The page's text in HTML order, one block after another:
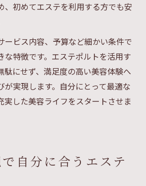
、初めてエステを利用する方でも安
ービス内容、予算など細かい条件で
な特徴です。エステポルトを活用す
駄にせず、満足度の高い美容体験へ
が実現します。自分にとって最適な
実した美容ライフをスタートさせま
自分に合うエステ